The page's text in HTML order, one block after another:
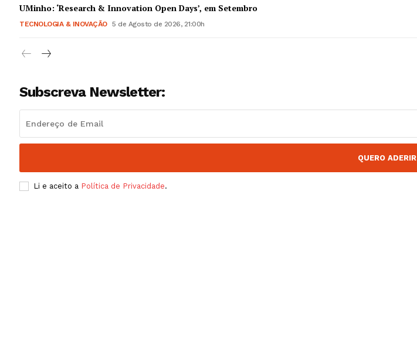
UMinho: ‘Research & Innovation Open Days’, em Setembro
TECNOLOGIA & INOVAÇÃO 5 de Agosto de 2026, 21:00h
Subscreva Newsletter:
QUERO ADERIR
Li e aceito a Política de Privacidade.